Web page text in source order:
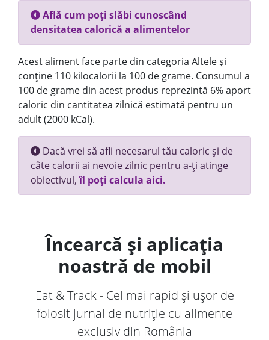
Află cum poți slăbi cunoscând
densitatea calorică a alimentelor
Acest aliment face parte din categoria Altele și
conține 110 kilocalorii la 100 de grame. Consumul a
100 de grame din acest produs reprezintă 6% aport
caloric din cantitatea zilnică estimată pentru un
adult (2000 kCal).
Dacă vrei să afli necesarul tău caloric și de
câte calorii ai nevoie zilnic pentru a-ți atinge
obiectivul,îl poți calcula aici.
Încearcă și aplicația
noastră de mobil
Eat & Track - Cel mai rapid și ușor de
folosit jurnal de nutriție cu alimente
exclusiv din România